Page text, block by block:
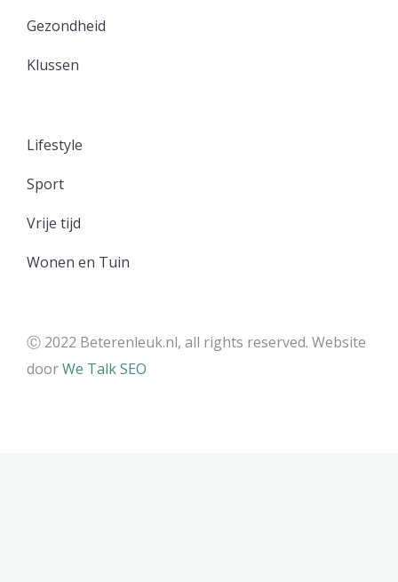
Gezondheid
Klussen
Lifestyle
Sport
Vrije tijd
Wonen en Tuin
Ⓒ 2022 Beterenleuk.nl, all rights reserved. Website
doorWe Talk SEO